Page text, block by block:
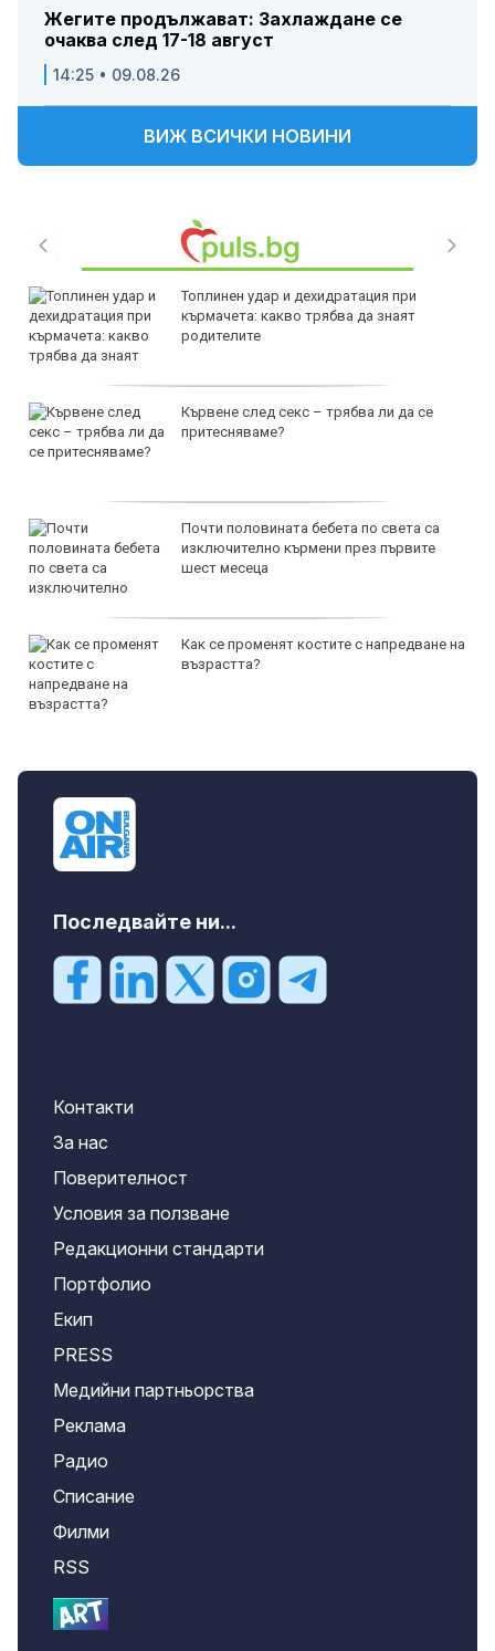
Жегите продължават: Захлаждане се
очаква след 17-18 август
14:25 • 09.08.26
ВИЖ ВСИЧКИ НОВИНИ
Топлинен удар и дехидратация при
кърмачета: какво трябва да знаят
родителите
Кървене след секс – трябва ли да се
притесняваме?
Почти половината бебета по света са
изключително кърмени през първите
шест месеца
Как се променят костите с напредване на
възрастта?
Последвайте ни...
Контакти
За нас
Поверителност
Условия за ползване
Редакционни стандарти
Портфолио
Екип
PRESS
Медийни партньорства
Реклама
Радио
Списание
Филми
RSS